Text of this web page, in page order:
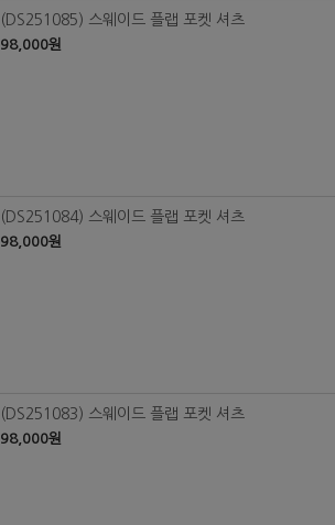
(DS251085) 스웨이드 플랩 포켓 셔츠
98,000원
(DS251084) 스웨이드 플랩 포켓 셔츠
98,000원
(DS251083) 스웨이드 플랩 포켓 셔츠
98,000원